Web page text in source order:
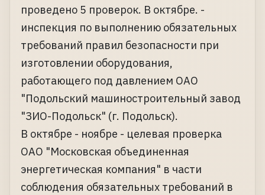
проведено 5 проверок. В октябре. -
инспекция по выполнению обязательных
требований правил безопасности при
изготовлении оборудования,
работающего под давлением ОАО
"Подольский машиностроительный завод
"ЗИО-Подольск" (г. Подольск).
В октябре - ноябре - целевая проверка
ОАО "Московская объединенная
энергетическая компания" в части
соблюдения обязательных требований в